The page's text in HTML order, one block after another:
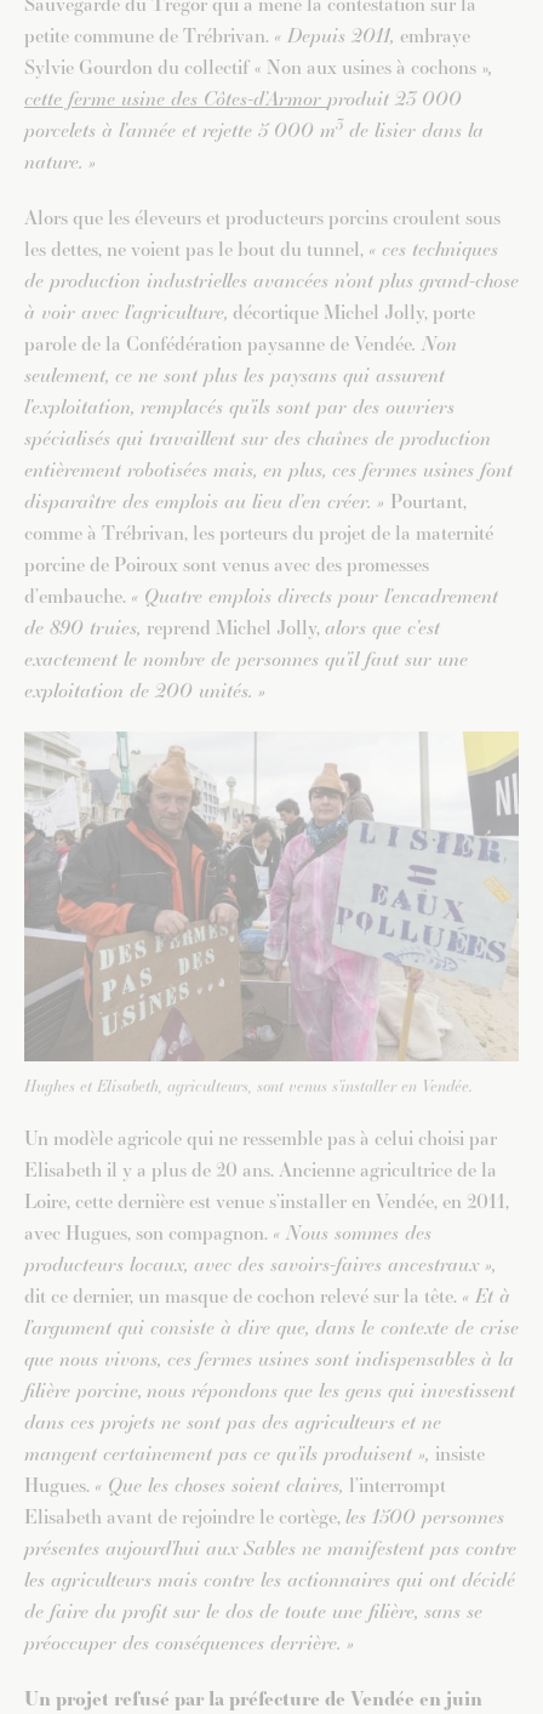
petite commune de Trébrivan. « Depuis 2011, embraye
Sylvie Gourdon du collectif « Non aux usines à cochons »,
cette ferme usine des Côtes-d’Armor produit 23 000
porcelets à l’année et rejette 5 000 m3 de lisier dans la
nature. »
Alors que les éleveurs et producteurs porcins croulent sous
les dettes, ne voient pas le bout du tunnel, « ces techniques
de production industrielles avancées n’ont plus grand-chose
à voir avec l’agriculture, décortique Michel Jolly, porte
parole de la Confédération paysanne de Vendée. Non
seulement, ce ne sont plus les paysans qui assurent
l’exploitation, remplacés qu’ils sont par des ouvriers
spécialisés qui travaillent sur des chaînes de production
entièrement robotisées mais, en plus, ces fermes usines font
disparaître des emplois au lieu d’en créer. » Pourtant,
comme à Trébrivan, les porteurs du projet de la maternité
porcine de Poiroux sont venus avec des promesses
d’embauche. « Quatre emplois directs pour l’encadrement
de 890 truies, reprend Michel Jolly,alors que c’est
exactement le nombre de personnes qu’il faut sur une
exploitation de 200 unités. »
Hughes et Elisabeth, agriculteurs, sont venus s’installer en Vendée.
Un modèle agricole qui ne ressemble pas à celui choisi par
Elisabeth il y a plus de 20 ans. Ancienne agricultrice de la
Loire, cette dernière est venue s’installer en Vendée, en 2011,
avec Hugues, son compagnon. « Nous sommes des
producteurs locaux, avec des savoirs-faires ancestraux »,
dit ce dernier, un masque de cochon relevé sur la tête. « Et à
l’argument qui consiste à dire que, dans le contexte de crise
que nous vivons, ces fermes usines sont indispensables à la
filière porcine, nous répondons que les gens qui investissent
dans ces projets ne sont pas des agriculteurs et ne
mangent certainement pas ce qu’ils produisent », insiste
Hugues. « Que les choses soient claires, l’interrompt
Elisabeth avant de rejoindre le cortège,les 1500 personnes
présentes aujourd’hui aux Sables ne manifestent pas contre
les agriculteurs mais contre les actionnaires qui ont décidé
de faire du profit sur le dos de toute une filière, sans se
préoccuper des conséquences derrière. »
Un projet refusé par la préfecture de Vendée en juin